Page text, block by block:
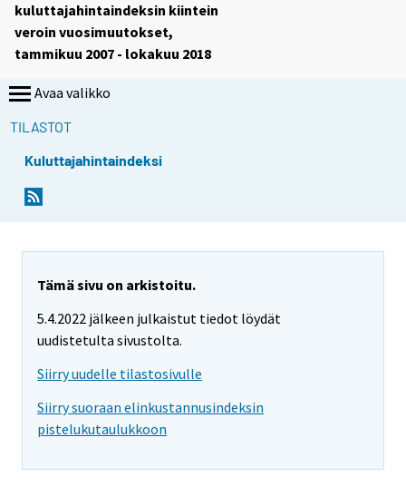
kuluttajahintaindeksin kiintein
veroin vuosimuutokset,
tammikuu 2007 - lokakuu 2018
Avaa valikko
TILASTOT
Kuluttajahintaindeksi
Tämä sivu on arkistoitu.
5.4.2022 jälkeen julkaistut tiedot löydät
uudistetulta sivustolta.
Siirry uudelle tilastosivulle
Siirry suoraan elinkustannusindeksin
pistelukutaulukkoon